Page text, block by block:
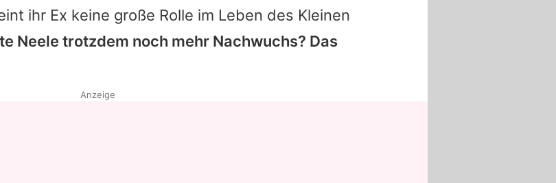
ihr Ex keine große Rolle im Leben des Kleinen
Neele trotzdem noch mehr Nachwuchs? Das
Anzeige